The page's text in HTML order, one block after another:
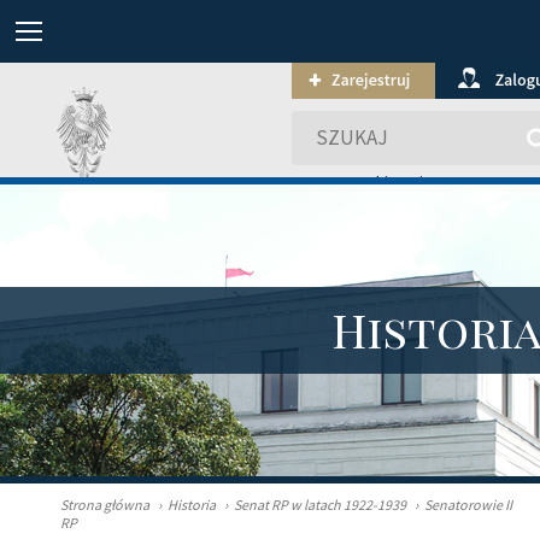
wyszukiwanie
Strona główna › Historia › Senat RP w latach 1922-1939 › Senatorowie II
RP